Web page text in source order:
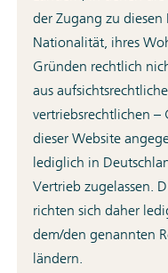
der Zugang zu
Nationalität, ihres
Gründen rechtlich
aus
vertriebsrechtlichen –
dieser Website
lediglich in
Vertrieb zugelassen.
richten sich daher
dem/den genannten
ländern.